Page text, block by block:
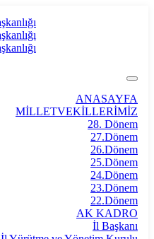
ANASAYFA
MİLLETVEKİLLERİMİZ
28. Dönem
27.Dönem
26.Dönem
25.Dönem
24.Dönem
23.Dönem
22.Dönem
AK KADRO
İl Başkanı